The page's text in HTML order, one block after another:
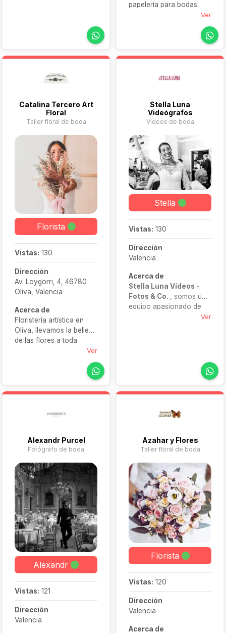
papelería para bodas:
invitaciones, tarjetas de
agradecimiento, sobres y
Trabajan con materiales
y atención personalizada
estilo al día más especial.
Ver
Catalina Tercero Art
Floral
Taller floral de boda
Florista
Vistas: 130
Dirección
Av. Loygorri, 4, 46780
Oliva, Valencia
Acerca de
Floristería artística en
Oliva, llevamos la belleza
de las flores a toda
ideales para regalar o
Ver
Stella Luna
Videógrafos
Vídeos de boda
Stella
Vistas: 130
Dirección
Valencia
Acerca de
Stella Luna Vídeos -
Fotos & Co. , somos un
equipo apasionado de
únicos. Nuestro objetivo
especial de tu vida una y
Ver
Alexandr Purcel
Fotógrafo de boda
Alexandr
Vistas: 121
Dirección
Valencia
Azahar y Flores
Taller floral de boda
Florista
Vistas: 120
Dirección
Valencia
Acerca de